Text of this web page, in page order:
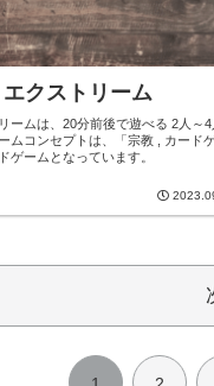
クストリーム
ームは、20分前後で遊べる 2人～4
ムコンセプトは、「宗教 , カード
ゲームとなっています。